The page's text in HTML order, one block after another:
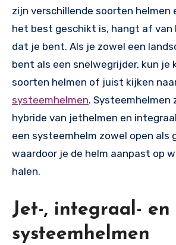
zijn verschillende soorten helmen
het best geschikt is, hangt af
dat je bent. Als je zowel een
bent als een snelwegrijder, kun je
soorten helmen of juist kijken
systeemhelmen. Systeemhelmen
hybride van jethelmen en
een systeemhelm zowel open als
waardoor je de helm aanpast op
halen.
Jet-, integraal- en
systeemhelmen